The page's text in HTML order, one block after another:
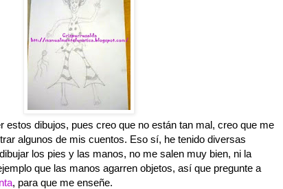
estos dibujos, pues creo que no están tan mal, creo que me
algunos de mis cuentos. Eso sí, he tenido diversas
los pies y las manos, no me salen muy bien, ni la
que las manos agarren objetos, así que pregunte a
, para que me enseñe.